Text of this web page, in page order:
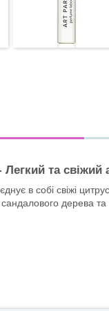
та
в собі свіжі
сандалового дерева